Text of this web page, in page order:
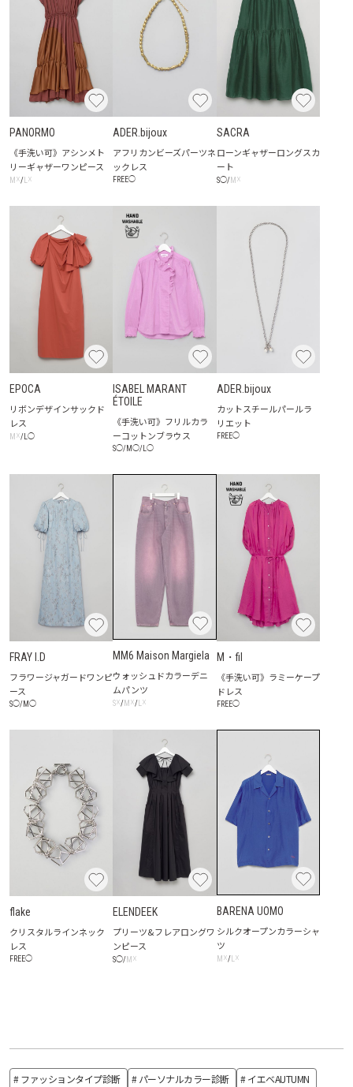
PANORMO
《手洗い可》アシンメト
リーギャザーワンピース
M ☓/ ☓
ADER.bijoux
アフリカンビーズパーツネ
ックレス
FREE◯
SACRA
ローンギャザーロングスカ
ート
S◯/M ☓
EPOCA
リボンデザインサックド
レス
M ☓/ ◯
ISABEL MARANT
ÉTOILE
《手洗い可》フリルカラ
ーコットンブラウス
S◯/M◯/ L◯
ADER.bijoux
カットスチールパールラ
リエット
FREE◯
FRAY I.D
フラワージャガードワンピ
ース
S◯/M◯
MM6 Maison Margiela
ウォッシュドカラーデニ
ムパンツ
S☓/M ☓/ ☓
M・fil
《手洗い可》ラミーケープ
ドレス
FREE◯
flake
クリスタルラインネック
レス
FREE◯
ELENDEEK
プリーツ&フレアロングワ
ンピース
S◯/M ☓
BARENA UOMO
シルクオープンカラーシャ
ツ
M ☓/L ☓
# ファッションタイプ診断 # パーソナルカラー診断 # イエベAUTUMN